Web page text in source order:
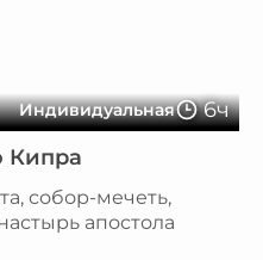
Индивидуальная 6ч
Кипра
собор-мечеть,
апостола